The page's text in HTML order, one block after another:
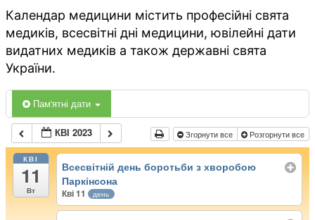
Календар медицини містить професійні свята
медиків, всесвітні дні медицини, ювілейні дати
видатних медиків а також державні свята
України.
Пам'ятні дати
КВІ 2023 Згорнути все Розгорнути все
КВІ
11
Вт
Всесвітній день боротьби з хворобою
Паркінсона
Кві 11 день